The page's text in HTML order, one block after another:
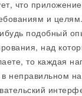
что
и целям.
подобный
над
то каждая
неправильном